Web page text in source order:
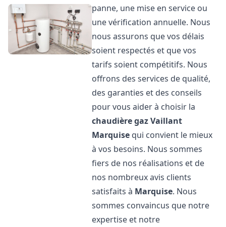
panne, une mise en service ou
une vérification annuelle. Nous
nous assurons que vos délais
soient respectés et que vos
tarifs soient compétitifs. Nous
offrons des services de qualité,
des garanties et des conseils
pour vous aider à choisir la
chaudière gaz Vaillant
Marquise qui convient le mieux
à vos besoins. Nous sommes
fiers de nos réalisations et de
nos nombreux avis clients
satisfaits à Marquise. Nous
sommes convaincus que notre
expertise et notre